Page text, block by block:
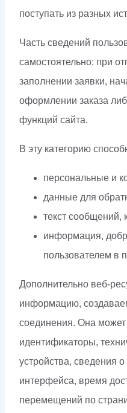
поступать из разных
Часть сведений
самостоятельно: при
заполнении заявки,
оформлении заказа
функций сайта.
В эту категорию
персональные и
данные для
текст сообщений,
информация,
пользователем в
Дополнительно веб-
информацию,
соединения. Она
идентификаторы,
устройства, сведения
интерфейса, время
перемещений по